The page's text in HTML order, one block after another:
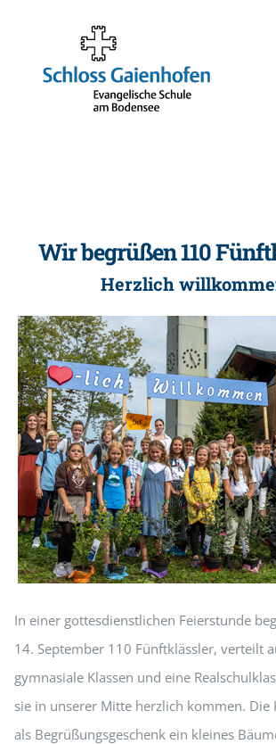
Werkzeugleiste öffnen
springen
Wir begrüßen 110
Herzlich
In einer gottesdienstlichen Feierstunde
14. September 110 Fünftklässler, verteilt
gymnasiale Klassen und eine
sie in unserer Mitte herzlich kommen. Die
als Begrüßungsgeschenk ein kleines